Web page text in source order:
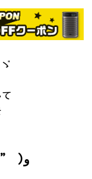
て
やっていくぅ٩( ”ω” )و